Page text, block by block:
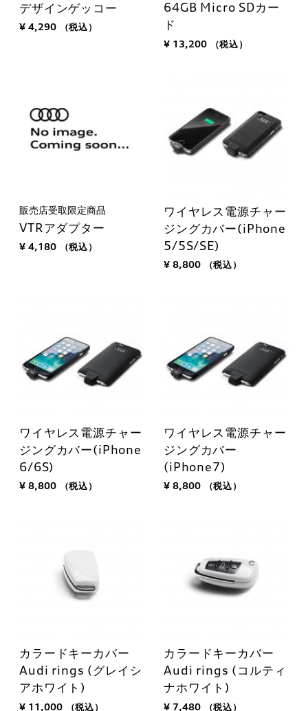
デザインゲッコー
¥ 4,290 （税込）
64GB Micro SDカー
ド
¥ 13,200 （税込）
販売店受取限定商品
VTRアダプター
¥ 4,180 （税込）
ワイヤレス電源チャー
ジングカバー(iPhone
5/5S/SE)
¥ 8,800 （税込）
ワイヤレス電源チャー
ジングカバー(iPhone
6/6S)
¥ 8,800 （税込）
ワイヤレス電源チャー
ジングカバー
(iPhone7)
¥ 8,800 （税込）
カラードキーカバー
Audi rings (グレイシ
アホワイト)
¥ 11,000 （税込）
カラードキーカバー
Audi rings (コルティ
ナホワイト)
¥ 7,480 （税込）